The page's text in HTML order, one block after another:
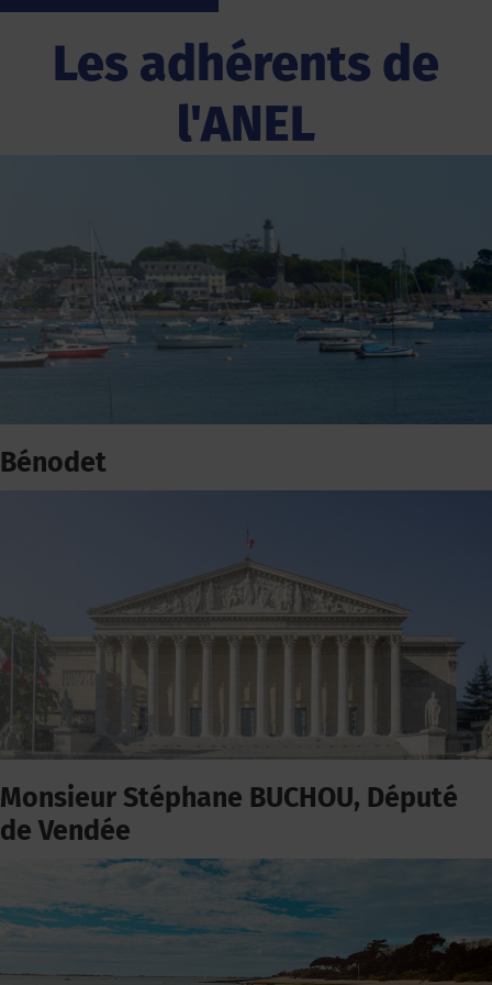
Les adhérents de
l'ANEL
Bénodet
Monsieur Stéphane BUCHOU, Député
de Vendée